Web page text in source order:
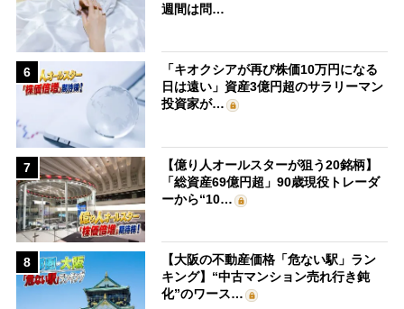
週間は問…
6
「キオクシアが再び株価10万円になる
日は遠い」資産3億円超のサラリーマン
投資家が…
7
【億り人オールスターが狙う20銘柄】
「総資産69億円超」90歳現役トレーダ
ーから“10…
8
【大阪の不動産価格「危ない駅」ラン
キング】“中古マンション売れ行き鈍
化”のワース…